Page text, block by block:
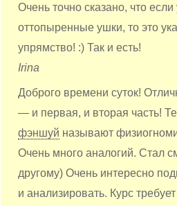
Очень точно сказано, что
оттопыренные ушки, то это
упрямство! :) Так и есть!
Irina
Доброго времени суток!
— и первая, и вторая часть!
фэншуй называют
Очень много аналогий. Стал
другому) Очень интересно
и анализировать. Курс